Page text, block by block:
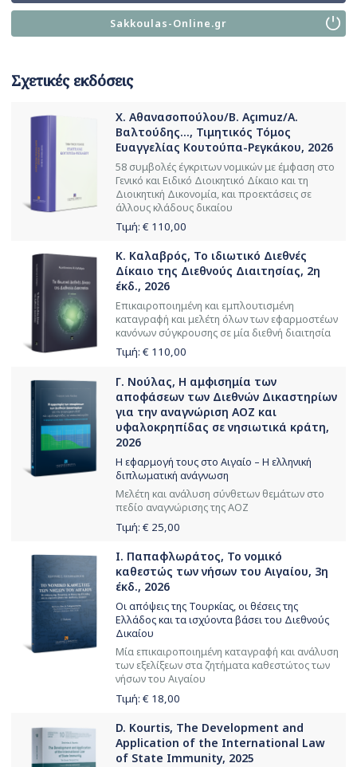
Sakkoulas-Online.gr
Σχετικές εκδόσεις
Χ. Αθανασοπούλου/B. Açımuz/Α.
Βαλτούδης..., Τιμητικός Τόμος
Ευαγγελίας Κουτούπα-Ρεγκάκου, 2026
58 συμβολές έγκριτων νομικών με έμφαση στο
Γενικό και Ειδικό Διοικητικό Δίκαιο και τη
Διοικητική Δικονομία, και προεκτάσεις σε
άλλους κλάδους δικαίου
Τιμή: € 110,00
Κ. Καλαβρός, Το ιδιωτικό Διεθνές
Δίκαιο της Διεθνούς Διαιτησίας, 2η
έκδ., 2026
Επικαιροποιημένη και εμπλουτισμένη
καταγραφή και μελέτη όλων των εφαρμοστέων
κανόνων σύγκρουσης σε μία διεθνή διαιτησία
Τιμή: € 110,00
Γ. Νούλας, Η αμφισημία των
αποφάσεων των Διεθνών Δικαστηρίων
για την αναγνώριση ΑΟΖ και
υφαλοκρηπίδας σε νησιωτικά κράτη,
2026
Η εφαρμογή τους στο Αιγαίο – Η ελληνική
διπλωματική ανάγνωση
Μελέτη και ανάλυση σύνθετων θεμάτων στο
πεδίο αναγνώρισης της ΑΟΖ
Τιμή: € 25,00
Ι. Παπαφλωράτος, Το νομικό
καθεστώς των νήσων του Αιγαίου, 3η
έκδ., 2026
Οι απόψεις της Τουρκίας, οι θέσεις της
Ελλάδος και τα ισχύοντα βάσει του Διεθνούς
Δικαίου
Μία επικαιροποιημένη καταγραφή και ανάλυση
των εξελίξεων στα ζητήματα καθεστώτος των
νήσων του Αιγαίου
Τιμή: € 18,00
D. Kourtis, The Development and
Application of the International Law
of State Immunity, 2025